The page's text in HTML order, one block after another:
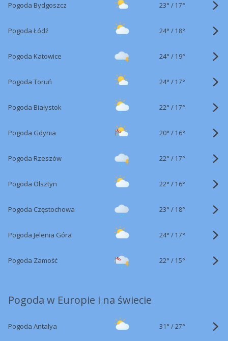
Pogoda Bydgoszcz 23° / 17°
Pogoda Łódź 24° / 18°
Pogoda Katowice 24° / 19°
Pogoda Toruń 24° / 17°
Pogoda Białystok 22° / 17°
Pogoda Gdynia 20° / 16°
Pogoda Rzeszów 22° / 17°
Pogoda Olsztyn 22° / 16°
Pogoda Częstochowa 23° / 18°
Pogoda Jelenia Góra 24° / 17°
Pogoda Zamość 22° / 15°
Pogoda w Europie i na świecie
Pogoda Antalya 31° /27°